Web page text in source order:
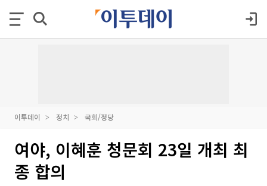
이투데이 정치 국회/정당
여야, 이혜훈 청문회 23일 개최 최
종 합의